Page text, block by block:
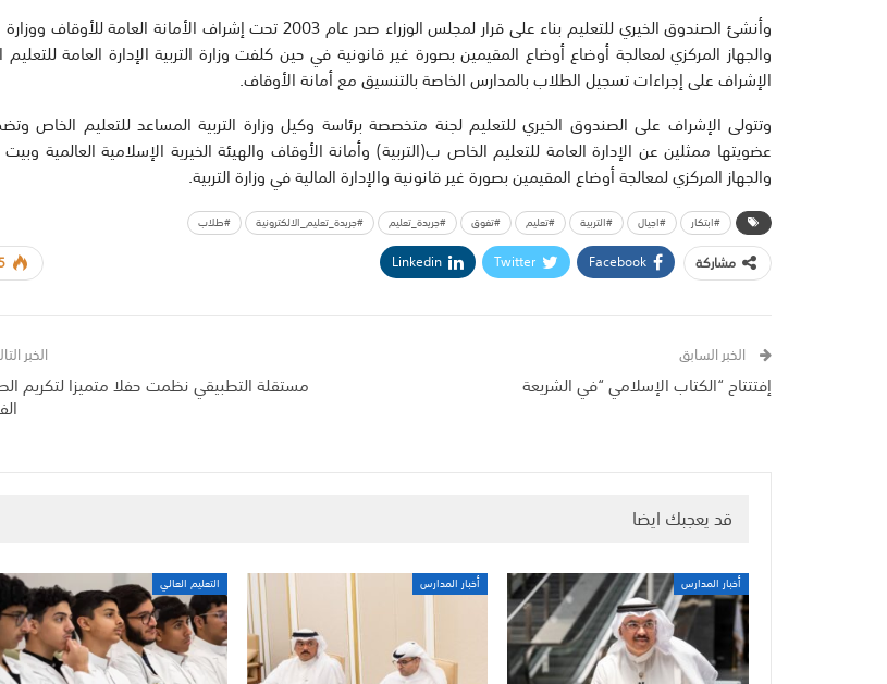
وأنشئ الصندوق الخيري للتعليم بناء على قرار لمجلس الوزراء صدر عام 2003 تحت إشراف الأمانة العامة
والجهاز المركزي لمعالجة أوضاع أوضاع المقيمين بصورة غير قانونية في حين كلفت وزارة التربية الإدارة العامة
الإشراف على إجراءات تسجيل الطلاب بالمدارس الخاصة بالتنسيق مع أمانة الأوقاف.
وتتولى الإشراف على الصندوق الخيري للتعليم لجنة متخصصة برئاسة وكيل وزارة التربية المساعد للتعليم الخاص
عضويتها ممثلين عن الإدارة العامة للتعليم الخاص ب(التربية) وأمانة الأوقاف والهيئة الخيرية الإسلامية العالمية وبيت
والجهاز المركزي لمعالجة أوضاع المقيمين بصورة غير قانونية والإدارة المالية في وزارة التربية.
#ابتكار #اجيال #التربية #تعليم #تفوق #جريدة_تعليم #جريدة_تعليم_الالكترونية #طلاب
مشاركة Facebook
Twitter
Linkedin
الخبر السابق
إفتتتاح “الكتاب الإسلامي “في الشريعة
الخبر
مستقلة التطبيقي نظمت حفلا متميزا لتكريم
قد يعجبك ايضا
أخبار المدارس أخبار المدارس التعليم العالي